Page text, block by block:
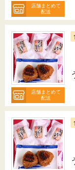
店舗まとめて
配送
店舗まとめて
配送